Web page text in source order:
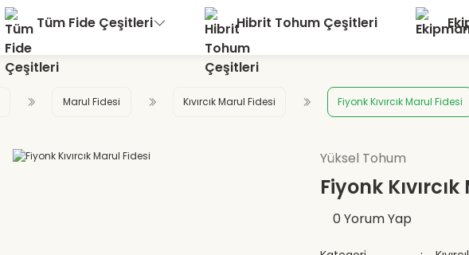
Tüm Fide Çeşitleri Hibrit Tohum Çeşitleri
Marul Fidesi Kıvırcık Marul Fidesi Fiyonk Kıvırcık Marul Fidesi
Yüksel Tohum
Fiyonk
0 Yorum Yap